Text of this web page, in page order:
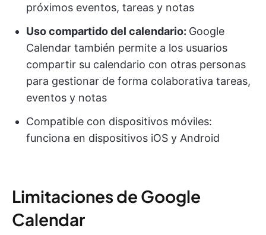
próximos eventos, tareas y notas
Uso compartido del calendario: Google
Calendar también permite a los usuarios
compartir su calendario con otras personas
para gestionar de forma colaborativa tareas,
eventos y notas
Compatible con dispositivos móviles:
funciona en dispositivos iOS y Android
Limitaciones de Google
Calendar